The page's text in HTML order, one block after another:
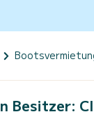
Besitzer: